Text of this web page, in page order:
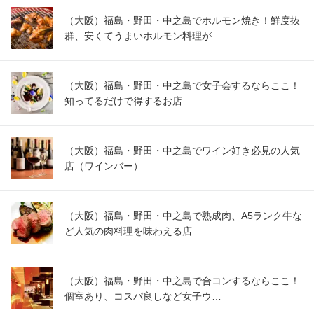
（大阪）福島・野田・中之島でホルモン焼き！鮮度抜
群、安くてうまいホルモン料理が…
（大阪）福島・野田・中之島で女子会するならここ！
知ってるだけで得するお店
（大阪）福島・野田・中之島でワイン好き必見の人気
店（ワインバー）
（大阪）福島・野田・中之島で熟成肉、A5ランク牛な
ど人気の肉料理を味わえる店
（大阪）福島・野田・中之島で合コンするならここ！
個室あり、コスパ良しなど女子ウ…